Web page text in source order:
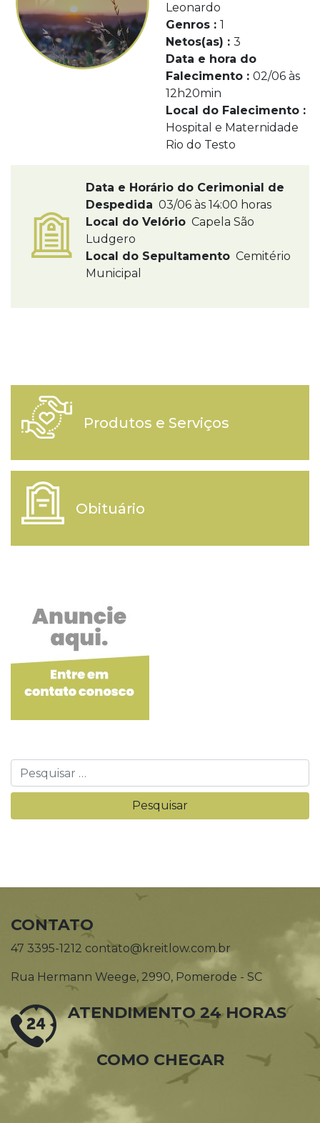
Leonardo
Genros : 1
Netos(as) : 3
Data e hora do
Falecimento : 02/06 às
12h20min
Local do Falecimento :
Hospital e Maternidade
Rio do Testo
Data e Horário do Cerimonial de
Despedida 03/06 às 14:00 horas
Local do Velório Capela São
Ludgero
Local do Sepultamento Cemitério
Municipal
Produtos e Serviços
Obituário
CONTATO
47 3395-1212 contato@kreitlow.com.br
Rua Hermann Weege, 2990, Pomerode - SC
ATENDIMENTO 24 HORAS
COMO CHEGAR